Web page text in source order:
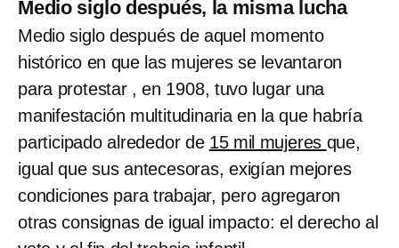
Medio siglo después, la misma lucha
Medio siglo después de aquel momento
histórico en que las mujeres se levantaron
para protestar , en 1908, tuvo lugar una
manifestación multitudinaria en la que habría
participado alrededor de 15 mil mujeres que,
igual que sus antecesoras, exigían mejores
condiciones para trabajar, pero agregaron
otras consignas de igual impacto: el derecho al